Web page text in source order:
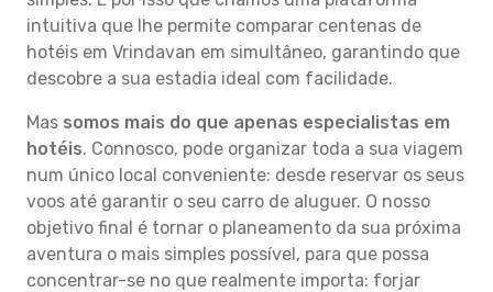
intuitiva que lhe permite comparar centenas de
hotéis em Vrindavan em simultâneo, garantindo que
descobre a sua estadia ideal com facilidade.
Mas somos mais do que apenas especialistas em
hotéis. Connosco, pode organizar toda a sua viagem
num único local conveniente: desde reservar os seus
voos até garantir o seu carro de aluguer. O nosso
objetivo final é tornar o planeamento da sua próxima
aventura o mais simples possível, para que possa
concentrar-se no que realmente importa: forjar